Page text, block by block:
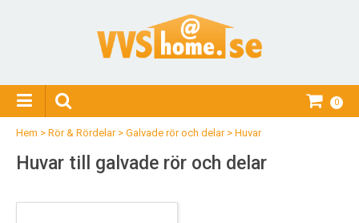
0
Hem > Rör & Rördelar> Galvade rör och delar> Huvar
Huvar till galvade rör och delar